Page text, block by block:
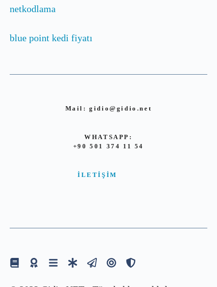
netkodlama
blue point kedi fiyatı
Mail: gidio@gidio.net
WHATSAPP:
+90 501 374 11 54
İLETIŞIM